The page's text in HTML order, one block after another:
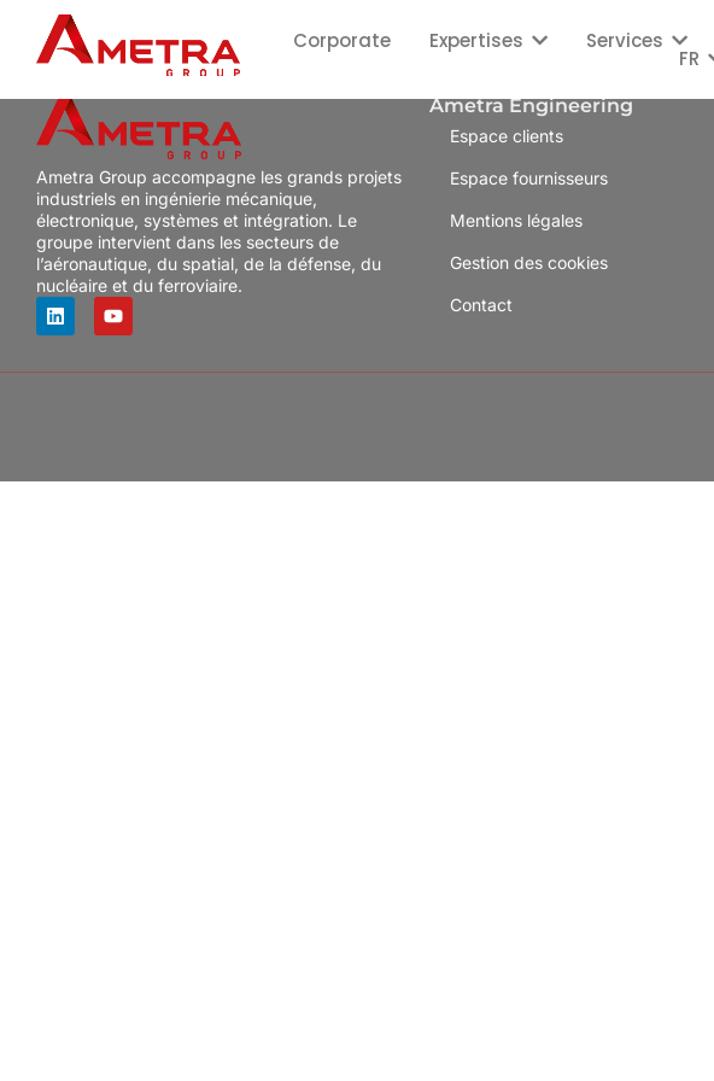
Corporate Expertises Services
FR
Ametra Group accompagne les grands projets
industriels en ingénierie mécanique,
électronique, systèmes et intégration. Le
groupe intervient dans les secteurs de
l’aéronautique, du spatial, de la défense, du
nucléaire et du ferroviaire.
Ametra Engineering
Espace clients
Espace fournisseurs
Mentions légales
Gestion des cookies
Contact